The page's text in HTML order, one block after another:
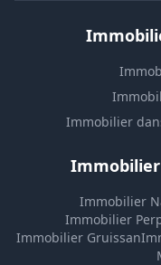
Immobilier
Immobilier
Immobilier
Immobilier Gruissan